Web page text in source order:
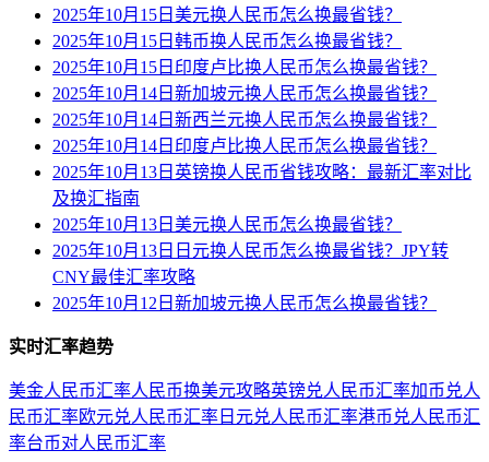
2025年10月15日美元换人民币怎么换最省钱？
2025年10月15日韩币换人民币怎么换最省钱？
2025年10月15日印度卢比换人民币怎么换最省钱？
2025年10月14日新加坡元换人民币怎么换最省钱？
2025年10月14日新西兰元换人民币怎么换最省钱？
2025年10月14日印度卢比换人民币怎么换最省钱？
2025年10月13日英镑换人民币省钱攻略：最新汇率对比
及换汇指南
2025年10月13日美元换人民币怎么换最省钱？
2025年10月13日日元换人民币怎么换最省钱？JPY转
CNY最佳汇率攻略
2025年10月12日新加坡元换人民币怎么换最省钱？
实时汇率趋势
美金人民币汇率人民币换美元攻略英镑兑人民币汇率加币兑人
民币汇率欧元兑人民币汇率 日元兑人民币汇率港币兑人民币汇
率台币对人民币汇率